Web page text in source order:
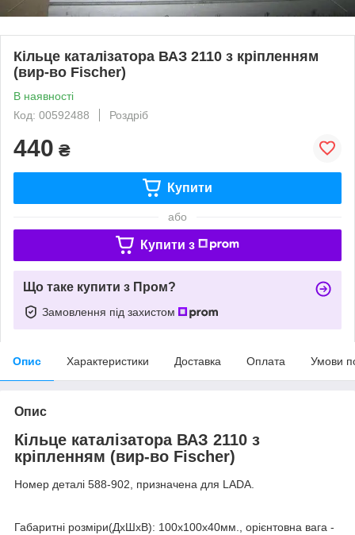
Кільце каталізатора ВАЗ 2110 з кріпленням
(вир-во Fischer)
В наявності
Код: 00592488
Роздріб
440 ₴
Купити
або
Купити з
Що таке купити з Пром?
Замовлення під захистом
Опис Характеристики Доставка Оплата Умови
Опис
Кільце каталізатора ВАЗ 2110 з
кріпленням (вир-во Fischer)
Номер деталі 588-902, призначена для LADA.
Габаритні розміри(ДхШхВ): 100x100x40мм., орієнтовна вага -